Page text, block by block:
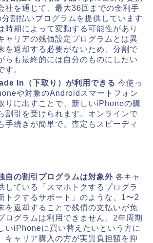
社を通じて、最大36回までの金利手
割払いプログラムを提供しています
時期によって変動する可能性があり
ャリアの残価設定プログラムとは異
を返却する必要がないため、分割で
らも最終的には自分のものにしたい
す。
In（下取り）が利用できる 今使っ
や対象のAndroidスマートフォン
りに出すことで、新しいiPhoneの購
割引を受けられます。オンラインで
手続きが簡単で、査定もスピーディ
自の割引プログラムは対象外 各キャ
している「スマホトクするプログラ
トクするサポート」のような、1〜2
を返却することで残債の支払いが免
ログラムは利用できません。2年周期
いiPhoneに買い替えたいという方に
キャリア購入の方が実質負担額を抑